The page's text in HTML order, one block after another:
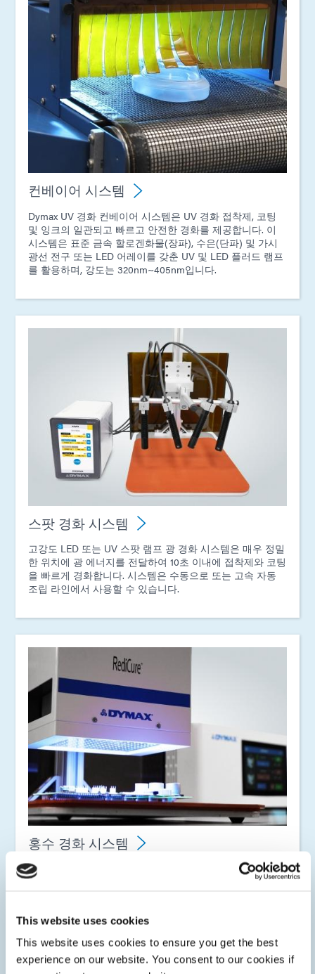
This website uses cookies
This website uses cookies to ensure you get the best
experience on our website. You consent to our cookies if
컨베이어 시스템
Dymax UV 경화 컨베이어 시스템은 UV 경화 접착제, 코팅
및 잉크의 일관되고 빠르고 안전한 경화를 제공합니다. 이
시스템은 표준 금속 할로겐화물(장파), 수은(단파) 및 가시
광선 전구 또는 LED 어레이를 갖춘 UV 및 LED 플러드 램프
를 활용하며, 강도는 320nm~405nm입니다.
스팟 경화 시스템
고강도 LED 또는 UV 스팟 램프 광 경화 시스템은 매우 정밀
한 위치에 광 에너지를 전달하여 10초 이내에 접착제와 코팅
을 빠르게 경화합니다. 시스템은 수동으로 또는 고속 자동
조립 라인에서 사용할 수 있습니다.
홍수 경화 시스템
모듈식 LED/UV 경화 플러드 램프 시스템은 전원 공급 장치,
반사기 하우징 및 표준 400와트 금속 할로겐 전구(UV/가시
을 만들 수 있습니다.